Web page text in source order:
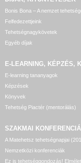
Bonis Bona – A nemzet
Felfedezettjeink
Tehetségnagykövetek
Egyéb díjak
E-LEARNING, KÉPZÉS,
E-learning tananyagok
Képzések
Könyvek
Tehetség Piactér (mentorálás)
SZAKMAI
A Matehetsz tehetségnapjai
Nemzetközi konferenciák
Ez is tehetséggondozás!